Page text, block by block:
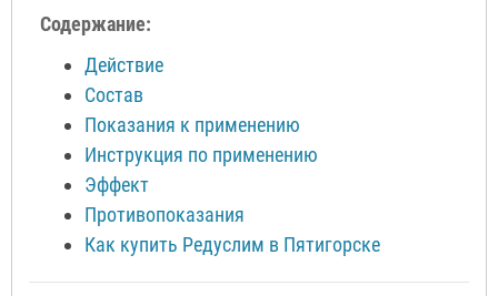
Содержание:
Действие
Состав
Показания к применению
Инструкция по применению
Эффект
Противопоказания
Как купить Редуслим в Пятигорске